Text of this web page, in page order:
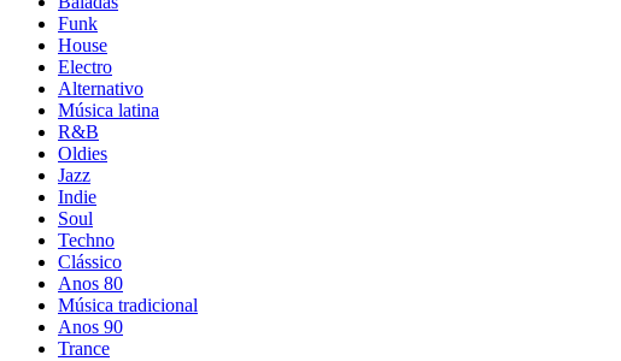
Funk
House
Electro
Alternativo
Música latina
R&B
Oldies
Jazz
Indie
Soul
Techno
Clássico
Anos 80
Música tradicional
Anos 90
Trance